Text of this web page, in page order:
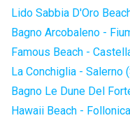
Lido Sabbia D'Oro
Bagno Arcobaleno -
Famous Beach -
La Conchiglia - Salerno
Bagno Le Dune Del
Hawaii Beach -